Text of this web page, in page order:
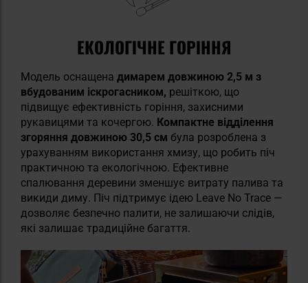
ЕКОЛОГІЧНЕ ГОРІННЯ
Модель оснащена димарем довжиною 2,5 м з
вбудованим іскрогасником, решіткою, що
підвищує ефективність горіння, захисними
рукавицями та кочергою. Компактне відділення
згоряння довжиною 30,5 см була розроблена з
урахуванням використання хмизу, що робить піч
практичною та екологічною. Ефективне
спалювання деревини зменшує витрату палива та
викиди диму. Піч підтримує ідею Leave No Trace —
дозволяє безпечно палити, не залишаючи слідів,
які залишає традиційне багаття.